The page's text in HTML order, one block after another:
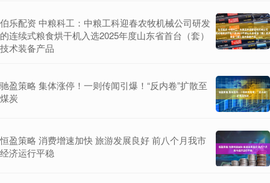
伯乐配资 中粮科工：中粮工科迎春农牧机械公司研发
的连续式粮食烘干机入选2025年度山东省首台（套）
技术装备产品
驰盈策略 集体涨停！一则传闻引爆！“反内卷”扩散至
煤炭
恒盈策略 消费增速加快 旅游发展良好 前八个月我市
经济运行平稳